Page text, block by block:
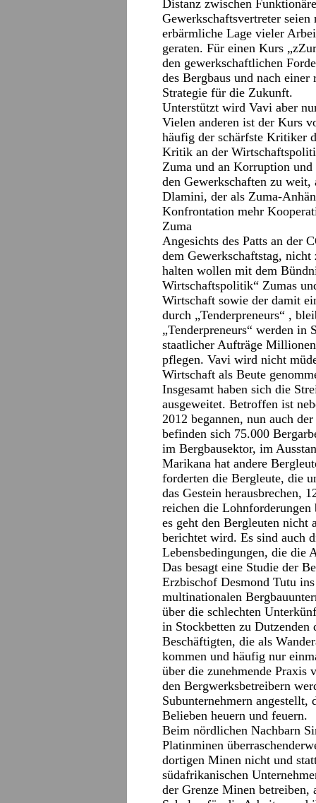
Distanz zwischen
Gewerkschaftsvertreter
erbärmliche Lage vieler
geraten. Für einen Kurs
den gewerkschaftlichen
des Bergbaus und nach
Strategie für die Zukunft.
Unterstützt wird Vavi aber
Vielen anderen ist der Kurs
häufig der schärfste Kritiker
Kritik an der
Zuma und an Korruption
den Gewerkschaften zu
Dlamini, der als Zuma-
Konfrontation mehr
Zuma
Angesichts des Patts an der
dem Gewerkschaftstag,
halten wollen mit dem
Wirtschaftspolitik“ Zumas
Wirtschaft sowie der damit
durch „Tenderpreneurs“ ,
„Tenderpreneurs“ werden
staatlicher Aufträge
pflegen. Vavi wird nicht
Wirtschaft als Beute
Insgesamt haben sich die
ausgeweitet. Betroffen ist
2012 begannen, nun auch
befinden sich 75.000
im Bergbausektor, im
Marikana hat andere
forderten die Bergleute, die
das Gestein herausbrechen,
reichen die
es geht den Bergleuten
berichtet wird. Es sind auch
Lebensbedingungen, die die
Das besagt eine Studie der
Erzbischof Desmond Tutu
multinationalen
über die schlechten
in Stockbetten zu Dutzenden
Beschäftigten, die als
kommen und häufig nur
über die zunehmende Praxis
den Bergwerksbetreibern
Subunternehmern
Belieben heuern und feuern.
Beim nördlichen Nachbarn
Platinminen
dortigen Minen nicht und
südafrikanischen
der Grenze Minen betreiben,